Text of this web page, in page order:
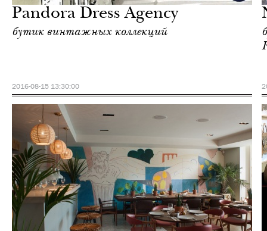
Pandora Dress Agency
бутик винтажных коллекций
2016-08-15 13:30:00